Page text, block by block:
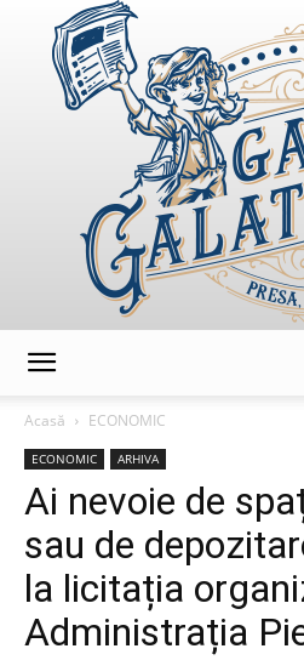
Acasă
ECONOMIC
ECONOMIC ARHIVA
Ai nevoie de
sau de
la licitația
Administrația